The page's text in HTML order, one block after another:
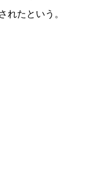
れたという。